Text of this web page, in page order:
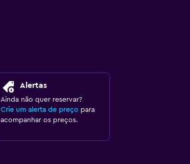
Alertas
Ainda não quer reservar?
Crie um alerta de preçopara
acompanhar os preços.